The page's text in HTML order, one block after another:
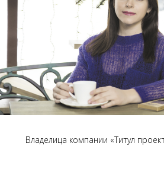
Владелица компании «Титул